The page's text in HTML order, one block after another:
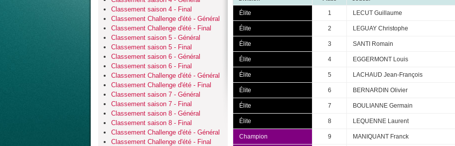
Classement saison 4 - Final
Classement Challenge d'été - Général
Classement Challenge d'été - Final
Classement saison 5 - Général
Classement saison 5 - Final
Classement saison 6 - Général
Classement saison 6 - Final
Classement Challenge d'été - Général
Classement Challenge d'été - Final
Classement saison 7 - Général
Classement saison 7 - Final
Classement saison 8 - Général
Classement saison 8 - Final
Classement Challenge d'été - Général
Classement Challenge d'été - Final
Élite 1 LECUT Guillaume
Élite 2 LEGUAY Christophe
Élite 3 SANTI Romain
Élite 4 EGGERMONT Louis
Élite 5 LACHAUD Jean-François
Élite 6 BERNARDIN Olivier
Élite 7 BOULIANNE Germain
Élite 8 LEQUENNE Laurent
Champion 9 MANIQUANT Franck